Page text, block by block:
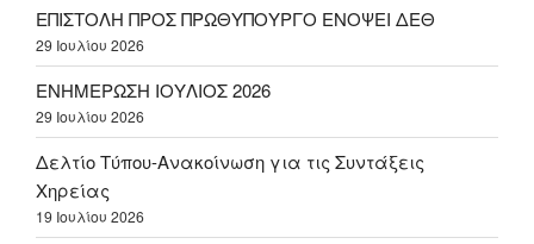
ΕΠΙΣΤΟΛΗ ΠΡΟΣ ΠΡΩΘΥΠΟΥΡΓΟ ΕΝΟΨΕΙ ΔΕΘ
29 Ιουλίου 2026
ΕΝΗΜΕΡΩΣΗ ΙΟΥΛΙΟΣ 2026
29 Ιουλίου 2026
Δελτίο Τύπου-Ανακοίνωση για τις Συντάξεις
Χηρείας
19 Ιουλίου 2026